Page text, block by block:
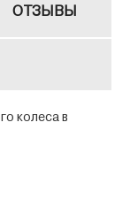
ОТЗЫВЫ
колеса в